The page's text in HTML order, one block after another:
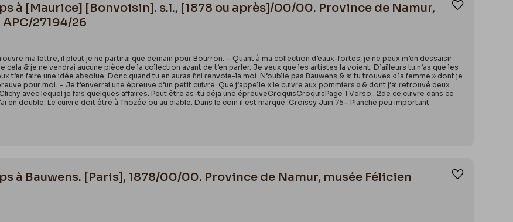
à [Maurice] [Bonvoisin]. s.l., [1878 ou après]/00/00. Province de Namur,
27194/26
ma lettre, il pleut je ne partirai que demain pour Bourron. – Quant à ma collection d’eaux-fortes, je ne peux m’en dessaisir
cela & je ne vendrai aucune pièce de la collection avant de t’en parler. Je veux que les artistes la voient. D’ailleurs tu n’as que les
t’en faire une idée absolue. Donc quand tu en auras fini renvoie-la moi. N’oublie pas Bauwens & si tu trouves « la femme » dont je
pour moi. – Je t’enverrai une épreuve d’un petit cuivre. Que j’appelle « le cuivre aux pommiers » & dont j’ai retrouvé deux
avec lequel je fais quelques affaires. Peut être as-tu déja une épreuveCroquisCroquisPage 1 Verso : 2de ce cuivre dans ce
en double. Le cuivre doit être à Thozée ou au diable. Dans le coin il est marqué :Croissy Juin 75– Planche peu important
Ajouter
à Bauwens. [Paris], 1878/00/00. Province de Namur, musée Félicien
Ajouter